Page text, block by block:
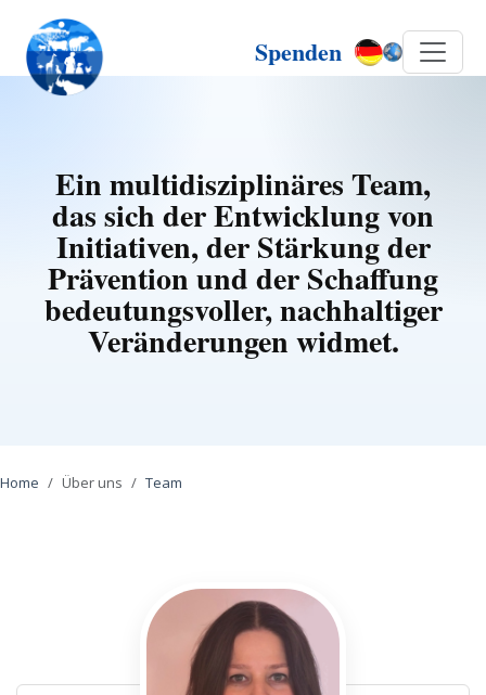
Spenden
Ein multidisziplinäres Team,
das sich der Entwicklung von
Initiativen, der Stärkung der
Prävention und der Schaffung
bedeutungsvoller, nachhaltiger
Veränderungen widmet.
Home Über uns Team